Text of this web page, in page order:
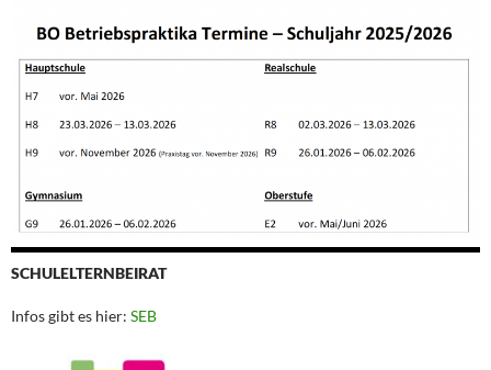
SCHULELTERNBEIRAT
Infos gibt es hier: SEB